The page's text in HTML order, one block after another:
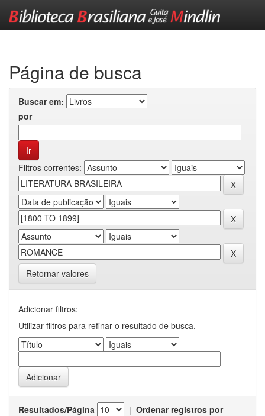
Página de busca
Buscar em:
por
Filtros correntes:
Retornar valores
Adicionar filtros:
Utilizar filtros para refinar o resultado de busca.
Resultados/Página | Ordenar registros por